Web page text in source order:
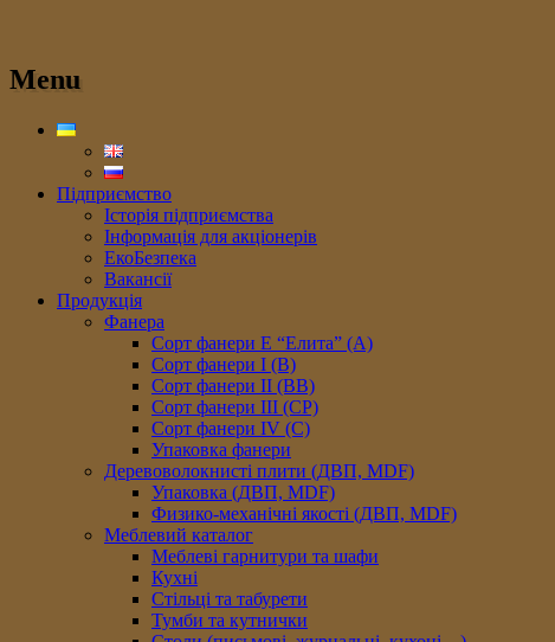
Menu
Підприємство
Історія підприємства
Інформація для акціонерів
ЕкоБезпека
Вакансії
Продукція
Фанера
Сорт фанери E “Елита” (A)
Сорт фанери I (В)
Сорт фанери II (ВB)
Сорт фанери III (CP)
Сорт фанери IV (C)
Упаковка фанери
Деревоволокнисті плити (ДВП, MDF)
Упаковка (ДВП, MDF)
Физико-механічні якості (ДВП, MDF)
Меблевий каталог
Меблеві гарнитури та шафи
Кухні
Стільці та табурети
Тумби та кутнички